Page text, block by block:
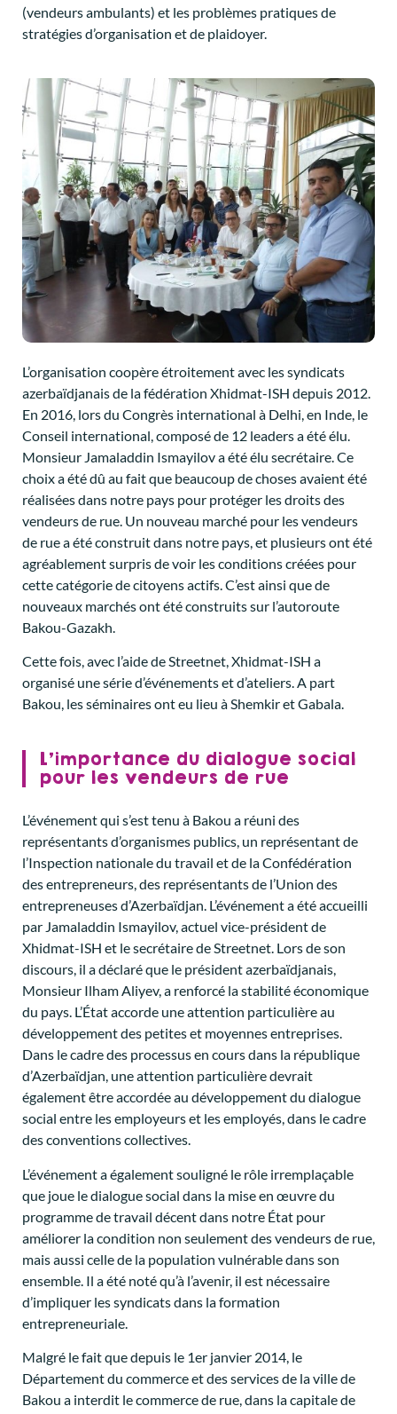
(vendeurs ambulants) et les problèmes pratiques de
stratégies d’organisation et de plaidoyer.
L’organisation coopère étroitement avec les syndicats
azerbaïdjanais de la fédération Xhidmat-ISH depuis 2012.
En 2016, lors du Congrès international à Delhi, en Inde, le
Conseil international, composé de 12 leaders a été élu.
Monsieur Jamaladdin Ismayilov a été élu secrétaire. Ce
choix a été dû au fait que beaucoup de choses avaient été
réalisées dans notre pays pour protéger les droits des
vendeurs de rue. Un nouveau marché pour les vendeurs
de rue a été construit dans notre pays, et plusieurs ont été
agréablement surpris de voir les conditions créées pour
cette catégorie de citoyens actifs. C’est ainsi que de
nouveaux marchés ont été construits sur l’autoroute
Bakou-Gazakh.
Cette fois, avec l’aide de Streetnet, Xhidmat-ISH a
organisé une série d’événements et d’ateliers. A part
Bakou, les séminaires ont eu lieu à Shemkir et Gabala.
L’importance du dialogue social
pour les vendeurs de rue
L’événement qui s’est tenu à Bakou a réuni des
représentants d’organismes publics, un représentant de
l’Inspection nationale du travail et de la Confédération
des entrepreneurs, des représentants de l’Union des
entrepreneuses d’Azerbaïdjan. L’événement a été accueilli
par Jamaladdin Ismayilov, actuel vice-président de
Xhidmat-ISH et le secrétaire de Streetnet. Lors de son
discours, il a déclaré que le président azerbaïdjanais,
Monsieur Ilham Aliyev, a renforcé la stabilité économique
du pays. L’État accorde une attention particulière au
développement des petites et moyennes entreprises.
Dans le cadre des processus en cours dans la république
d’Azerbaïdjan, une attention particulière devrait
également être accordée au développement du dialogue
social entre les employeurs et les employés, dans le cadre
des conventions collectives.
L’événement a également souligné le rôle irremplaçable
que joue le dialogue social dans la mise en œuvre du
programme de travail décent dans notre État pour
améliorer la condition non seulement des vendeurs de rue,
mais aussi celle de la population vulnérable dans son
ensemble. Il a été noté qu’à l’avenir, il est nécessaire
d’impliquer les syndicats dans la formation
entrepreneuriale.
Malgré le fait que depuis le 1er janvier 2014, le
Département du commerce et des services de la ville de
Bakou a interdit le commerce de rue, dans la capitale de